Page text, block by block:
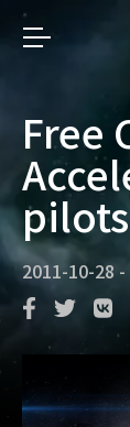
Free
2011-10-28 -